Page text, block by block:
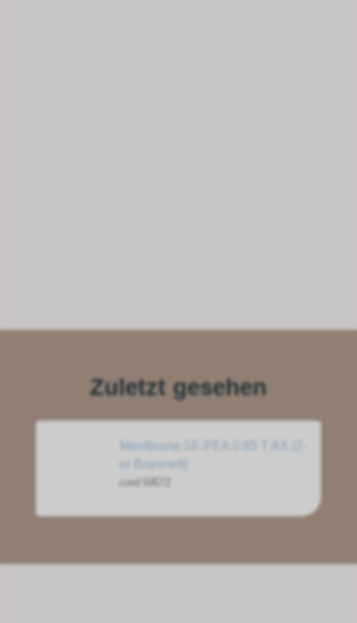
Zuletzt gesehen
Membrane SF-PEA 0.65 T AX (2-
er Bayonett)
cord.59572